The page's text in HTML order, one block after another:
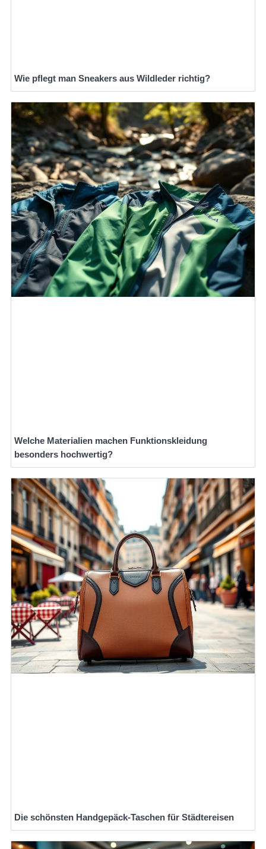
Wie pflegt man Sneakers aus Wildleder richtig?
Welche Materialien machen Funktionskleidung
besonders hochwertig?
Die schönsten Handgepäck-Taschen für Städtereisen